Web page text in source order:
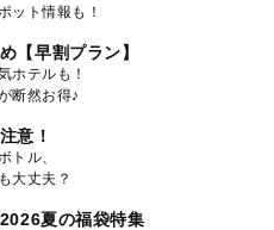
ット情報も！
【早割プラン】
ホテルも！
断然お得♪
意！
トル、
大丈夫？
夏の福袋特集